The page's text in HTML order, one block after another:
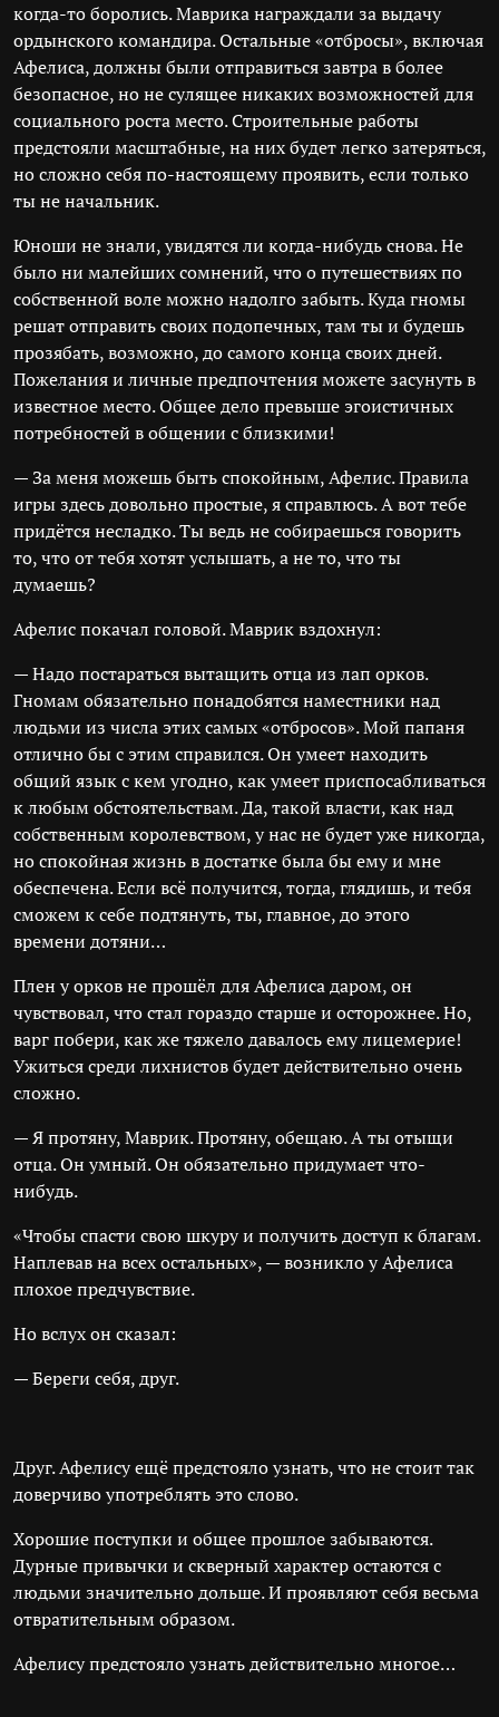
когда-то боролись. Маврика награждали за выдачу
ордынского командира. Остальные «отбросы», включая
Афелиса, должны были отправиться завтра в более
безопасное, но не сулящее никаких возможностей для
социального роста место. Строительные работы
предстояли масштабные, на них будет легко затеряться,
но сложно себя по-настоящему проявить, если только
ты не начальник.
Юноши не знали, увидятся ли когда-нибудь снова. Не
было ни малейших сомнений, что о путешествиях по
собственной воле можно надолго забыть. Куда гномы
решат отправить своих подопечных, там ты и будешь
прозябать, возможно, до самого конца своих дней.
Пожелания и личные предпочтения можете засунуть в
известное место. Общее дело превыше эгоистичных
потребностей в общении с близкими!
— За меня можешь быть спокойным, Афелис. Правила
игры здесь довольно простые, я справлюсь. А вот тебе
придётся несладко. Ты ведь не собираешься говорить
то, что от тебя хотят услышать, а не то, что ты
думаешь?
Афелис покачал головой. Маврик вздохнул:
— Надо постараться вытащить отца из лап орков.
Гномам обязательно понадобятся наместники над
людьми из числа этих самых «отбросов». Мой папаня
отлично бы с этим справился. Он умеет находить
общий язык с кем угодно, как умеет приспосабливаться
к любым обстоятельствам. Да, такой власти, как над
собственным королевством, у нас не будет уже никогда,
но спокойная жизнь в достатке была бы ему и мне
обеспечена. Если всё получится, тогда, глядишь, и тебя
сможем к себе подтянуть, ты, главное, до этого
времени дотяни…
Плен у орков не прошёл для Афелиса даром, он
чувствовал, что стал гораздо старше и осторожнее. Но,
варг побери, как же тяжело давалось ему лицемерие!
Ужиться среди лихнистов будет действительно очень
сложно.
— Я протяну, Маврик. Протяну, обещаю. А ты отыщи
отца. Он умный. Он обязательно придумает что-
нибудь.
«Чтобы спасти свою шкуру и получить доступ к благам.
Наплевав на всех остальных», — возникло у Афелиса
плохое предчувствие.
Но вслух он сказал:
— Береги себя, друг.
Друг. Афелису ещё предстояло узнать, что не стоит так
доверчиво употреблять это слово.
Хорошие поступки и общее прошлое забываются.
Дурные привычки и скверный характер остаются с
людьми значительно дольше. И проявляют себя весьма
отвратительным образом.
Афелису предстояло узнать действительно многое…